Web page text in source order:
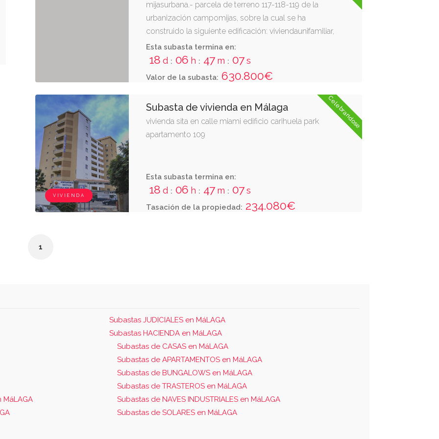
mijasurbana.- parcela de terreno 117-118-119 de la
urbanización campomijas, sobre la cual se ha
construido la siguiente edificación: viviendaunifamiliar,
terminada la obra, tipo as, situada en la parcela de
terreno antes descrita.- está compuesta detres plantas
de alzado, que son sótano, baja y primera, unidas por
Esta subasta termina en:
18 d : 06 h : 47 m : 06s
Valor de la subasta: 630.800€
VIVIENDA
Celebrandose
Subasta de vivienda en Málaga
vivienda sita en calle miami edificio carihuela park
apartamento 109
Esta subasta termina en:
18 d : 06 h : 47 m : 06s
Tasación de la propiedad: 234.080€
1
Subastas JUDICIALES en MáLAGA
Subastas HACIENDA en MáLAGA
Subastas de CASAS en MáLAGA
Subastas de APARTAMENTOS en MáLAGA
Subastas de BUNGALOWS en MáLAGA
Subastas de TRASTEROS en MáLAGA
MáLAGA
Subastas de NAVES INDUSTRIALES en MáLAGA
Subastas de SOLARES en MáLAGA